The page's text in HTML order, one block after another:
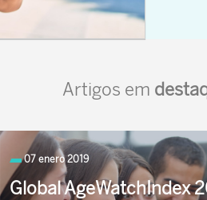
Artigos em
07 enero 2019
Global AgeWatchIndex